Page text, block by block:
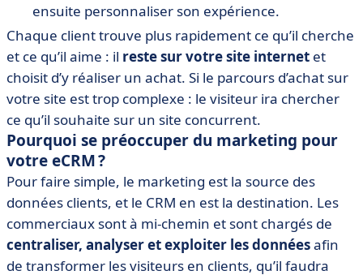
ensuite personnaliser son expérience.
Chaque client trouve plus rapidement ce qu’il cherche
et ce qu’il aime : il reste sur votre site internet et
choisit d’y réaliser un achat. Si le parcours d’achat sur
votre site est trop complexe : le visiteur ira chercher
ce qu’il souhaite sur un site concurrent.
Pourquoi se préoccuper du marketing pour
votre eCRM ?
Pour faire simple, le marketing est la source des
données clients, et le CRM en est la destination. Les
commerciaux sont à mi-chemin et sont chargés de
centraliser, analyser et exploiter les donnéesafin
de transformer les visiteurs en clients, qu’il faudra